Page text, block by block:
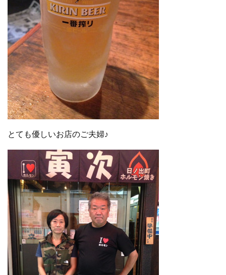
とても優しいお店のご夫婦♪